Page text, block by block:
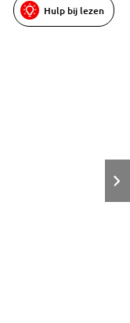
Hulp bij lezen